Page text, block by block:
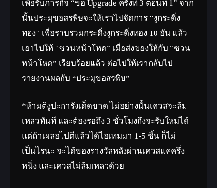
เพื่อรับภารกิจ “ขอ Upgrade ครั้งที่ 3 ตอนที่ 1” จาก
นั้นประมุขอสรพิษจะให้เราไปจัดการ “งูกระดิ่ง
ทอง” เพื่อรวบรวมกระดิ่งงูกระดิ่งทอง 10 อัน แล้ว
เอาไปให้ “ซวนหน้าโหด” เมื่อส่งของให้กับ “ซวน
หน้าโหด” เรียบร้อยแล้ว ต่อไปให้เรากลับไป
รายงานผลกับ “ประมุขอสรพิษ”
*ห้ามตีงูปะการังเด็ดขาด ไม่อย่างนั้นเควสจะล้ม
เหลวทันที และต้องรอถึง 3 ชั่วโมงถึงจะรับใหม่ได้
แต่ถ้าเผลอไปตีแล้วได้ไอเทมมา 1-5 ชิ้น ก็ไม่
เป็นไรนะ จะได้ของรางวัลหลังผ่านเควสแค่ครึ่ง
หนึ่ง และเควสไม่ล้มเหลวด้วย